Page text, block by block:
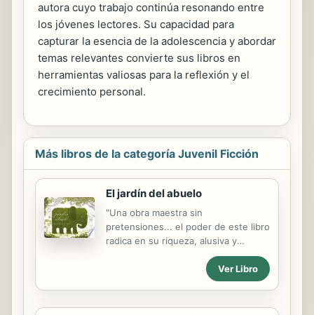
autora cuyo trabajo continúa resonando entre
los jóvenes lectores. Su capacidad para
capturar la esencia de la adolescencia y abordar
temas relevantes convierte sus libros en
herramientas valiosas para la reflexión y el
crecimiento personal.
Más libros de la categoría Juvenil Ficción
El jardín del abuelo
"Una obra maestra sin
pretensiones... el poder de este libro
radica en su riqueza, alusiva y
artística." New York Times Book
Review "Visualmente intrigante y
emotivamente resonante, este es un
lectura subsecuente ofrece una
Ver Libro